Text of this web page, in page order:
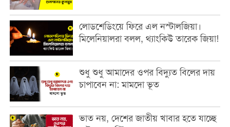
লোডশেডিংয়ে ফিরে এল নস্টালজিয়া।
মিলেনিয়ালরা বলল, থ্যাংকিউ তারেক জিয়া!
শুধু শুধু আমাদের ওপর বিদ্যুত বিলের দায়
চাপাবেন না: মামদো ভূত
ভাত নয়, দেশের জাতীয় খাবার হতে যাচ্ছে